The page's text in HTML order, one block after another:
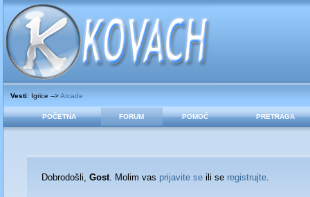
Vesti: Igrice -->Arcade
POČETNA FORUM POMOĆ PRETRAGA
Dobrodošli, Gost. Molim vas prijavite seili se registrujte.